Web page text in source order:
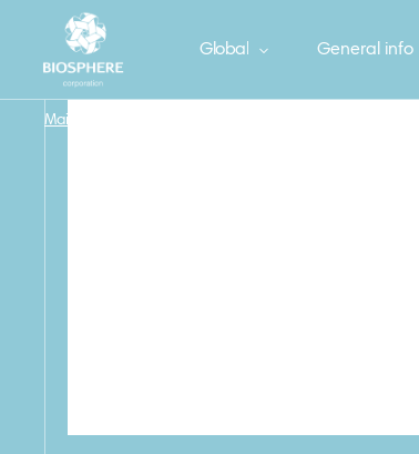
General info
Global
Main